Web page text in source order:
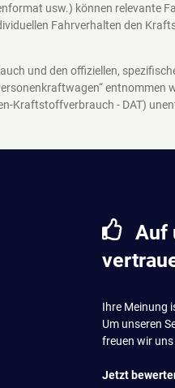
usw.) können relevante
Fahrverhalten den
und den offiziellen,
Kraftstoffverbrauch - DAT)
Auf
Ihre Meinung
Um unseren
freuen wir
Jetzt